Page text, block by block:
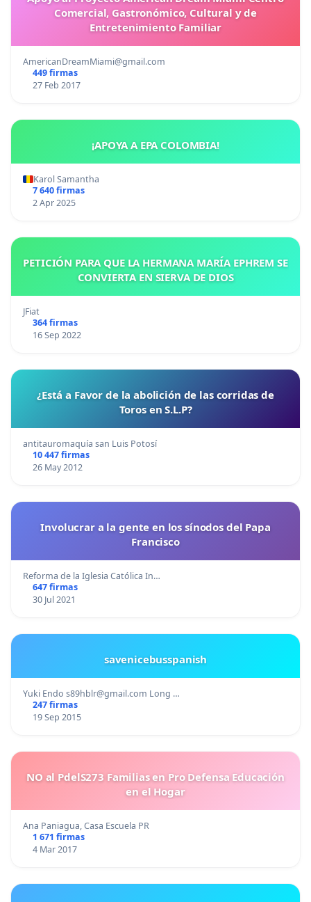
Comercial, Gastronómico, Cultural y de
Entretenimiento Familiar
AmericanDreamMiami@gmail.com
449 firmas
27 Feb 2017
¡APOYA A EPA COLOMBIA!
Karol Samantha
7 640 firmas
2 Apr 2025
PETICIÓN PARA QUE LA HERMANA MARÍA EPHREM SE
CONVIERTA EN SIERVA DE DIOS
JFiat
364 firmas
16 Sep 2022
¿Está a Favor de la abolición de las corridas de
Toros en S.L.P?
antitauromaquía san Luis Potosí
10 447 firmas
26 May 2012
Involucrar a la gente en los sínodos del Papa
Francisco
Reforma de la Iglesia Católica In…
647 firmas
30 Jul 2021
savenicebusspanish
Yuki Endo s89hblr@gmail.com Long …
247 firmas
19 Sep 2015
NO al PdelS273 Familias en Pro Defensa Educación
en el Hogar
Ana Paniagua, Casa Escuela PR
1 671 firmas
4 Mar 2017